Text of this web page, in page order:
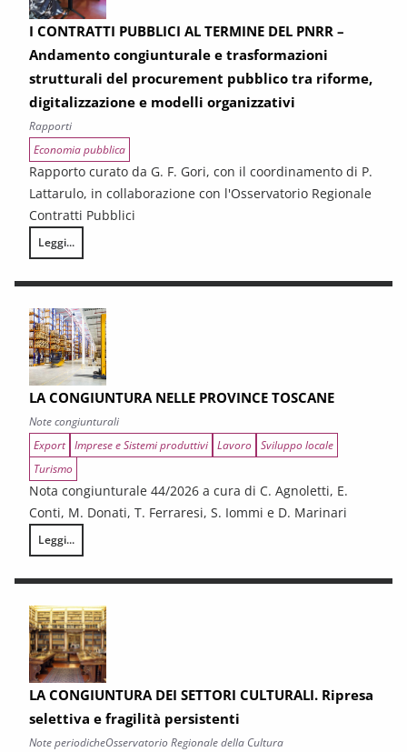
I CONTRATTI PUBBLICI AL TERMINE DEL PNRR –
Andamento congiunturale e trasformazioni
strutturali del procurement pubblico tra riforme,
digitalizzazione e modelli organizzativi
Rapporti
Economia pubblica
Rapporto curato da G. F. Gori, con il coordinamento di P.
Lattarulo, in collaborazione con l'Osservatorio Regionale
Contratti Pubblici
Leggi...
I CONTRATTI PUBBLICI AL TERMINE DEL PNRR – Andamento
LA CONGIUNTURA NELLE PROVINCE TOSCANE
Note congiunturali
Export Imprese e Sistemi produttivi Lavoro Sviluppo locale
Turismo
Nota congiunturale 44/2026 a cura di C. Agnoletti, E.
Conti, M. Donati, T. Ferraresi, S. Iommi e D. Marinari
Leggi...
LA CONGIUNTURA NELLE PROVINCE TOSCANE
LA CONGIUNTURA DEI SETTORI CULTURALI. Ripresa
selettiva e fragilità persistenti
Note periodicheOsservatorio Regionale della Cultura